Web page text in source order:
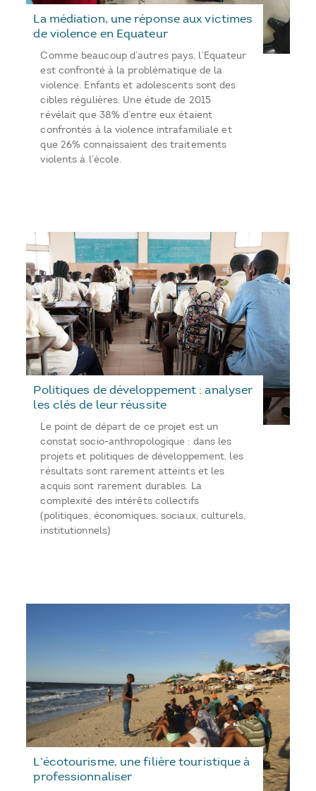
La médiation, une réponse aux victimes
de violence en Equateur
Comme beaucoup d’autres pays, l’Equateur
est confronté à la problématique de la
violence. Enfants et adolescents sont des
cibles régulières. Une étude de 2015
révélait que 38% d’entre eux étaient
confrontés à la violence intrafamiliale et
que 26% connaissaient des traitements
violents à l’école.
Politiques de développement : analyser
les clés de leur réussite
Le point de départ de ce projet est un
constat socio-anthropologique : dans les
projets et politiques de développement, les
résultats sont rarement atteints et les
acquis sont rarement durables. La
complexité des intérêts collectifs
(politiques, économiques, sociaux, culturels,
institutionnels)
L’écotourisme, une filière touristique à
professionnaliser